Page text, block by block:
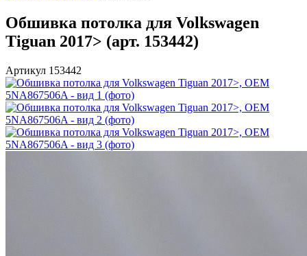
Обшивка потолка для Volkswagen
Tiguan 2017> (арт. 153442)
Артикул 153442